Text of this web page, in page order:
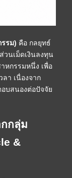
รม) คือ กลยุทธ์
วนเม็ดเงินลงทุน
หกรรมหนึ่ง เพื่อ
า เนื่องจาก
บสนองต่อปัจจัย
กกลุ่ม
&